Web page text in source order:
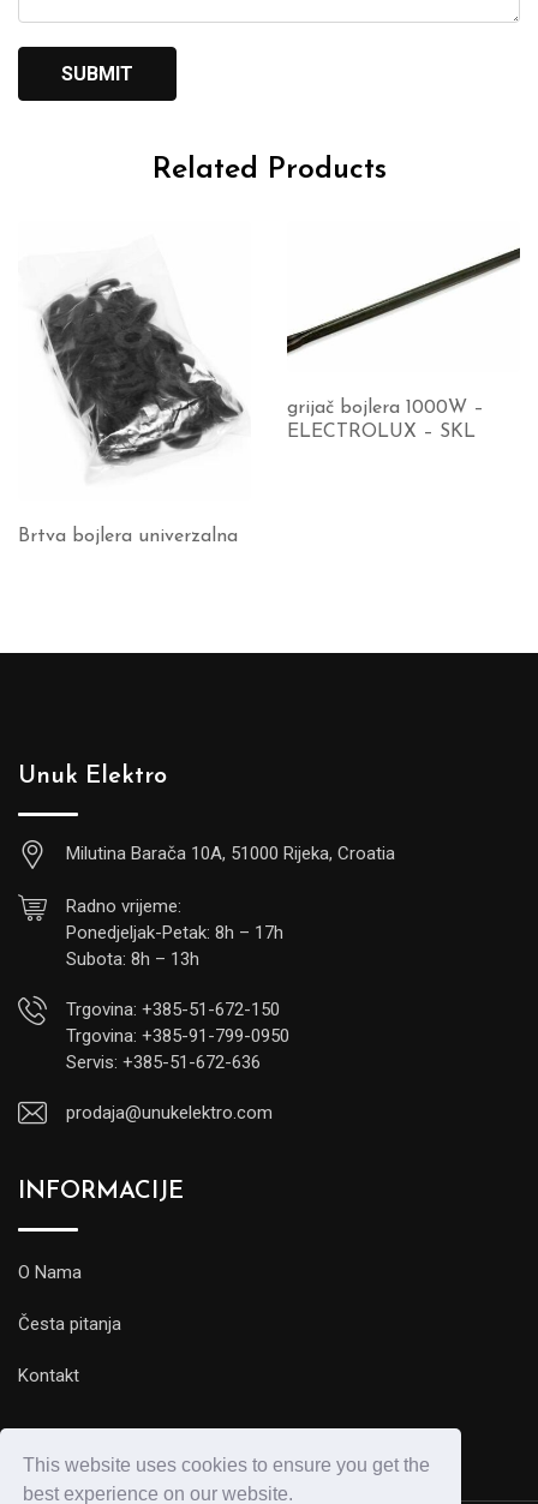
This website uses cookies to ensure you get the
best experience on our website.
Related Products
Brtva bojlera univerzalna
grijač bojlera 1000W –
ELECTROLUX – SKL
Unuk Elektro
Milutina Barača 10A, 51000 Rijeka, Croatia
Radno vrijeme:
Ponedjeljak-Petak: 8h – 17h
Subota: 8h – 13h
Trgovina: +385-51-672-150
Trgovina: +385-91-799-0950
Servis: +385-51-672-636
prodaja@unukelektro.com
INFORMACIJE
O Nama
Česta pitanja
Kontakt